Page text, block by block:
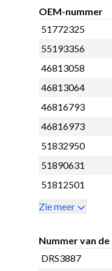
OEM-nummer
51772325
55193356
46813058
46813064
46816793
46816973
51832950
51890631
51812501
Zie meer
Nummer van
DRS3887